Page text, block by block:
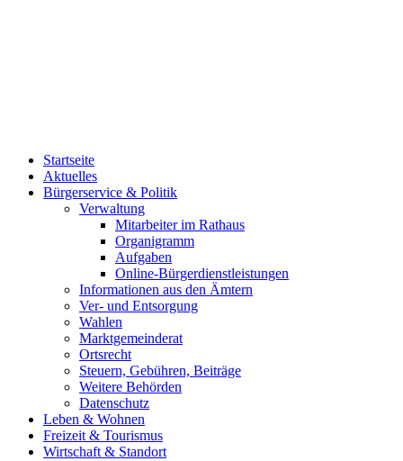
Startseite
Aktuelles
Bürgerservice & Politik
Verwaltung
Mitarbeiter im Rathaus
Organigramm
Aufgaben
Online-Bürgerdienstleistungen
Informationen aus den Ämtern
Ver- und Entsorgung
Wahlen
Marktgemeinderat
Ortsrecht
Steuern, Gebühren, Beiträge
Weitere Behörden
Datenschutz
Leben & Wohnen
Freizeit & Tourismus
Wirtschaft & Standort